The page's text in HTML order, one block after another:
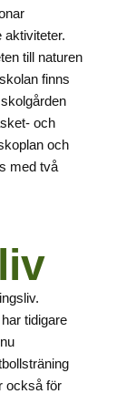
aktiviteter.
till naturen
finns
och
och
med två
tidigare
också för